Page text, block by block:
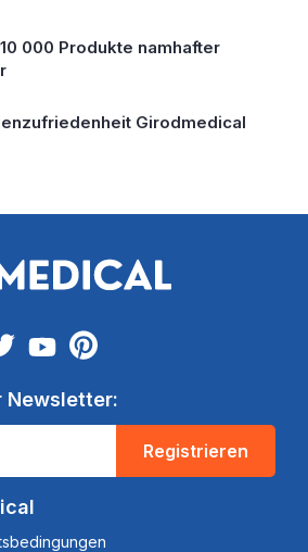
000 Produkte namhafter
Girodmedical
Newsletter:
Registrieren